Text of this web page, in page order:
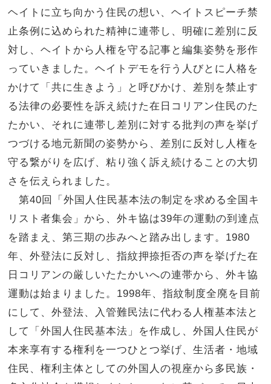
ヘイトに立ち向かう住民の想い、ヘイトスピーチ禁
止条例に込められた精神に連帯し、明確に差別に反
対し、ヘイトから人権を守る記事と編集姿勢を形作
っていきました。ヘイトデモを行う人びとに人格を
かけて「共に生きよう」と呼びかけ、差別を禁止す
る法律の必要性を訴え続けた在日コリアン住民のた
たかい、それに連帯し差別に対する批判の声を挙げ
つづける地元新聞の姿勢から、差別に反対し人権を
守る繋がりを広げ、粘り強く訴え続けることの大切
さを伝えられました。
第40回「外国人住民基本法の制定を求める全国キ
リスト者集会」から、外キ協は39年の運動の到達点
を踏まえ、第三期の歩みへと踏み出します。 1980
年、外登法に反対し、指紋押捺拒否の声を挙げた在
日コリアンの厳しいたたかいへの連帯から、外キ協
運動は始まりました。 1998年、指紋制度全廃を目前
にして、外登法、入管難民法に代わる人権基本法と
して「外国人住民基本法」を作成し、外国人住民が
本来享有する権利を一つひとつ挙げ、生活者・地域
住民、権利主体としての外国人の視座から多民族・